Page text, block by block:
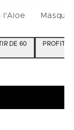
l'Aloe
DE 60